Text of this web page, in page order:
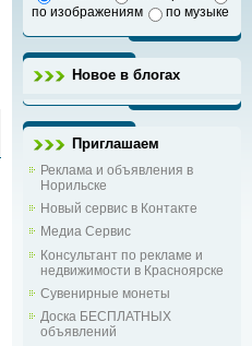
по изображениям
по музыке
Новое в блогах
Приглашаем
Реклама и объявления в
Норильске
Новый сервис в Контакте
Медиа Сервис
Консультант по рекламе и
недвижимости в Красноярске
Сувенирные монеты
Доска БЕСПЛАТНЫХ
объявлений